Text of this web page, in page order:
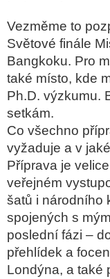
Vezměme to
Světové finále
Bangkoku. Pro
také místo, kde
Ph.D. výzkumu.
setkám.
Co všechno
vyžaduje a v
Příprava je
veřejném
šatů i národního
spojených s
poslední fázi –
přehlídek a
Londýna, a také